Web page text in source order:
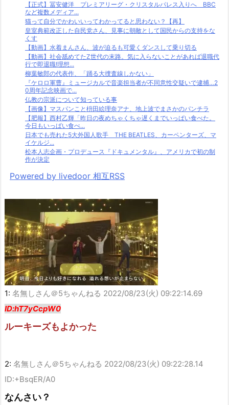
【正式】冨安健洋 プレミアリーグ・クリスタルパレス入りへ BBC
など複数メディア...
猫って自分でかわいいってわかってると思わない？【再】
皇室典範改正した自民党さん、見事に朝敵として国民からの支持をな
くす
【動画】水着まんさん、波が迫るも可愛くダンスして乗り切る
【動画】社会舐めてたZ世代の末路。気に入らないことがあれば退職代
行で即退職!理想...
柳葉敏郎の代表作、「踊る大捜査線しかない」
『ケロロ軍曹』ミュージカルで音楽担当者が不同意性交疑いで逮捕…2
0周年記念映画で...
仏教の宗派について知っている事
【画像】マスパンこと枡田絵理奈アナ、地上波でまさかのパンチラ
【肥報】西村乙輝「昨日の夜めちゃくちゃ遅くまでいっぱい食べた。
今日もいっぱい食べ...
日本でも売れた5大外国人歌手 THE BEATLES、カーペンターズ、マ
イケルジ...
松本人志企画・プロデュース『ドキュメンタル』、アメリカで初の制
作が決定
Powered by livedoor 相互RSS
1: 名無しさん＠5ちゃんねる 2022/08/23(火) 09:22:14.69
ID:hT7yCcpW0
ルーキーズもよかった
2: 名無しさん＠5ちゃんねる 2022/08/23(火) 09:22:28.14
ID:+BsqER/A0
なんさい？